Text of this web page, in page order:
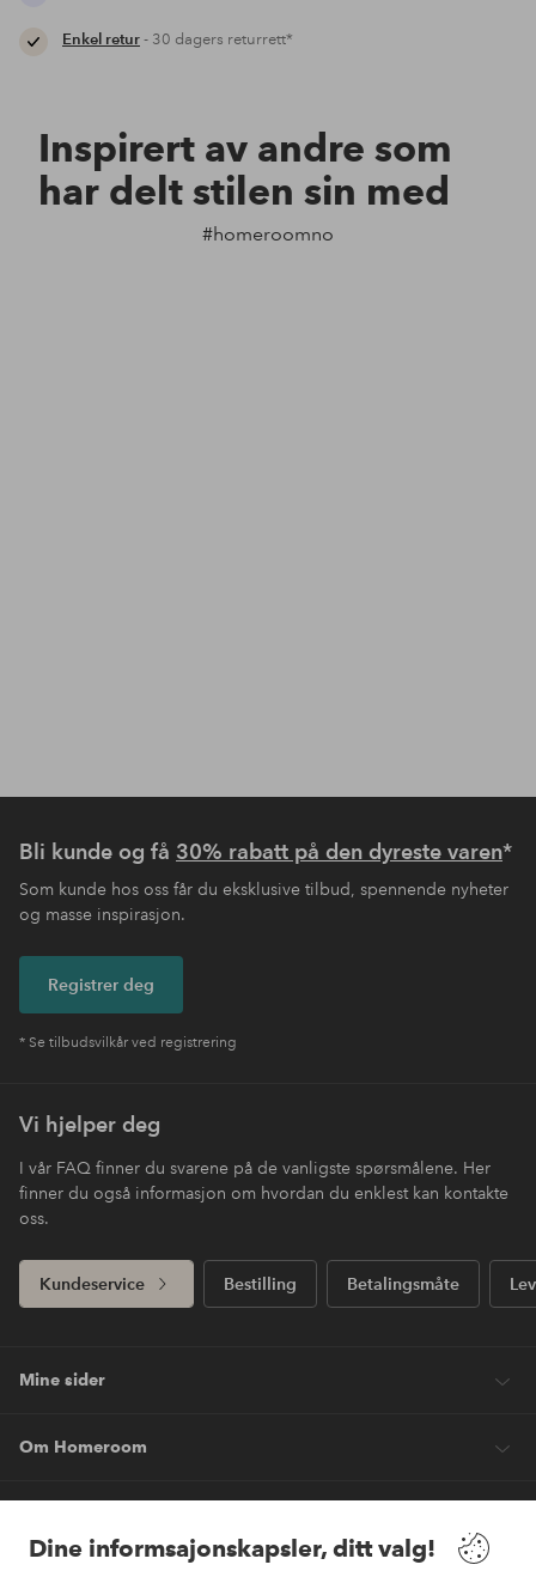
Dine informsajonskapsler, ditt valg!
Enkel retur- 30 dagers returrett*
Inspirert av andre som
har delt stilen sin med
#homeroomno
Bli kunde og få 30% rabatt på den dyreste varen*
Som kunde hos oss får du eksklusive tilbud, spennende nyheter
og masse inspirasjon.
Registrer deg
* Se tilbudsvilkår ved registrering
Vi hjelper deg
I vår FAQ finner du svarene på de vanligste spørsmålene. Her
finner du også informasjon om hvordan du enklest kan kontakte
oss.
Kundeservice Bestilling Betalingsmåte
Mine sider
Om Homeroom